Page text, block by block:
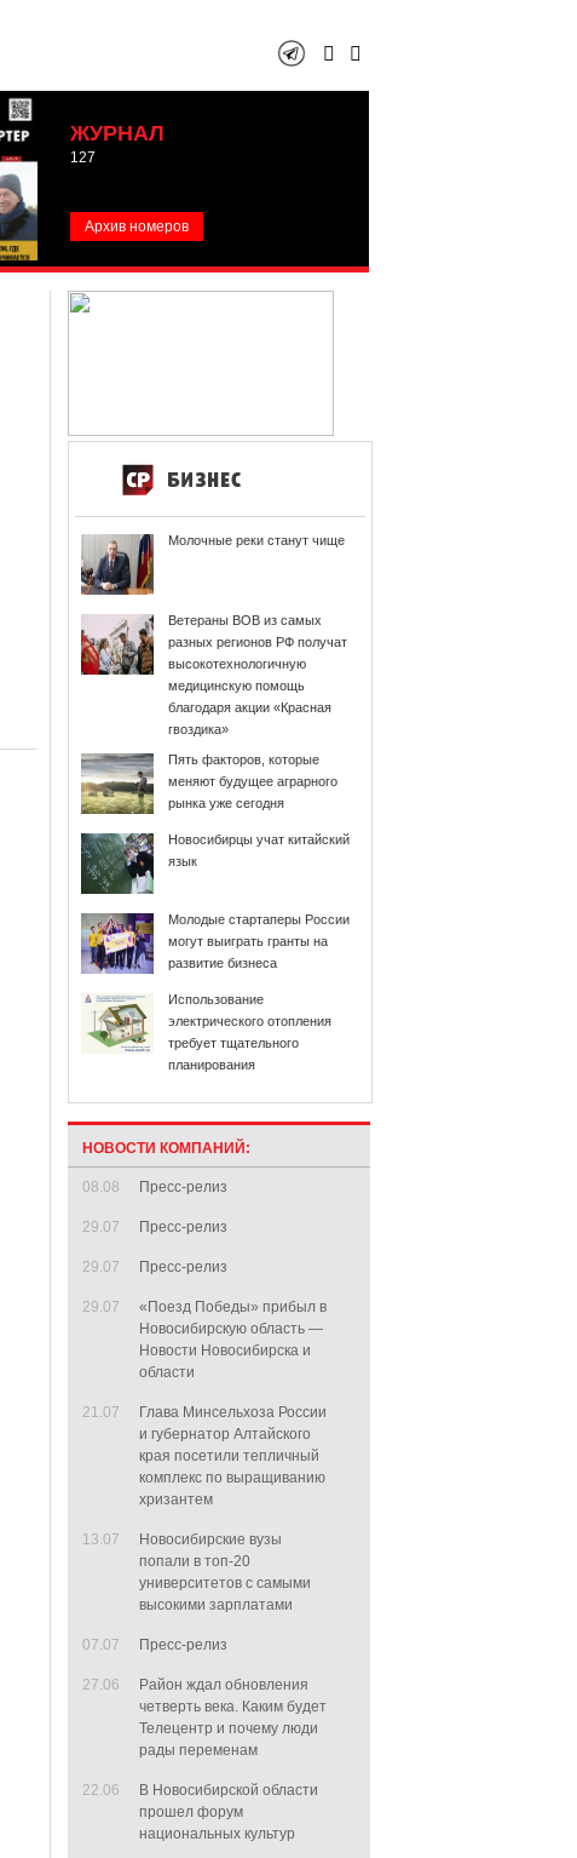
ЖУРНАЛ
127
Архив номеров
Молочные реки станут чище
Ветераны ВОВ из самых
разных регионов РФ получат
высокотехнологичную
медицинскую помощь
благодаря акции «Красная
гвоздика»
Пять факторов, которые
меняют будущее аграрного
рынка уже сегодня
Новосибирцы учат китайский
язык
Молодые стартаперы России
могут выиграть гранты на
развитие бизнеса
Использование
электрического отопления
требует тщательного
планирования
НОВОСТИ КОМПАНИЙ:
08.08 Пресс-релиз
29.07 Пресс-релиз
29.07 Пресс-релиз
29.07
«Поезд Победы» прибыл в
Новосибирскую область —
Новости Новосибирска и
области
21.07
Глава Минсельхоза России
и губернатор Алтайского
края посетили тепличный
комплекс по выращиванию
хризантем
13.07
Новосибирские вузы
попали в топ-20
университетов с самыми
высокими зарплатами
07.07 Пресс-релиз
27.06
Район ждал обновления
четверть века. Каким будет
Телецентр и почему люди
рады переменам
22.06
В Новосибирской области
прошел форум
национальных культур